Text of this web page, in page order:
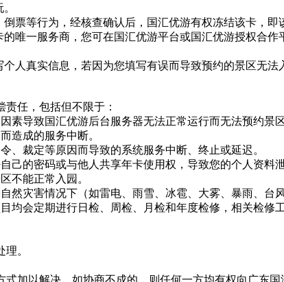
票等行为，经核查确认后，国汇优游有权冻结该卡，即
唯一服务商，您可在国汇优游平台或国汇优游授权合
人真实信息，若因为您填写有误而导致预约的景区无法
任，包括但不限于：
素导致国汇优游后台服务器无法正常运行而无法预约景区
造成的服务中断。
、裁定等原因而导致的系统服务中断、终止或延迟。
的密码或与他人共享年卡使用权，导致您的个人资料泄
不能正常入园。
然灾害情况下（如雷电、雨雪、冰雹、大雾、暴雨、台
均会定期进行日检、周检、月检和年度检修，相关检
。
加以解决。如协商不成的，则任何一方均有权向广东